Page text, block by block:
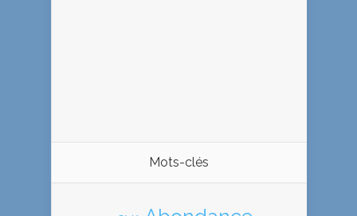
Mots-clés